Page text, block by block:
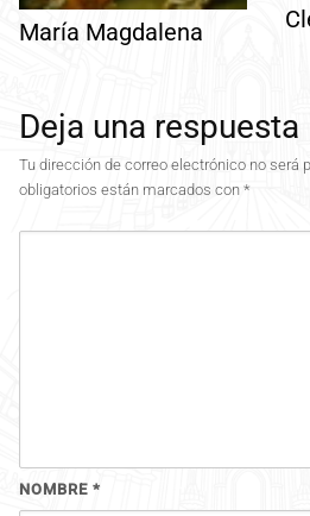
María Magdalena
Deja una respuesta
Tu dirección de correo electrónico no será
obligatorios están marcados con *
NOMBRE *